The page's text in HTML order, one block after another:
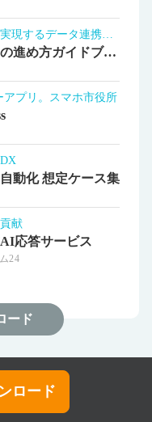
スマートシティの進め方ガイドブック
プリ。スマホ市役所
動化 想定ケース集
献
応答サービス
24
ード
ロード